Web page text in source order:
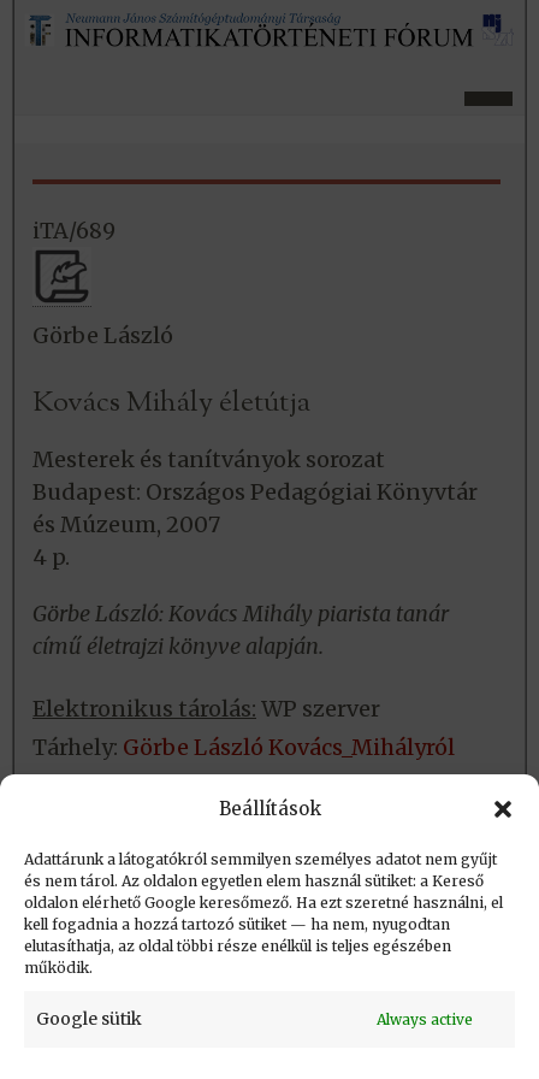
Beállítások
Adattárunk a látogatókról semmilyen személyes adatot nem gyűjt
és nem tárol. Az oldalon egyetlen elem használ sütiket: a Kereső
oldalon elérhető Google keresőmező. Ha ezt szeretné használni, el
kell fogadnia a hozzá tartozó sütiket — ha nem, nyugodtan
elutasíthatja, az oldal többi része enélkül is teljes egészében
működik.
Google sütik Always active
iTA/689
Görbe László
Kovács Mihály életútja
Mesterek és tanítványok sorozat
Budapest: Országos Pedagógiai Könyvtár
és Múzeum, 2007
4 p.
Görbe László: Kovács Mihály piarista tanár
című életrajzi könyve alapján.
Elektronikus tárolás: WP szerver
Tárhely: Görbe László Kovács_Mihályról
Helye: könyvtár
Létrehozva: 2016.01.23. 12:46
Utolsó módosítás: 2023.09.01. 20:34